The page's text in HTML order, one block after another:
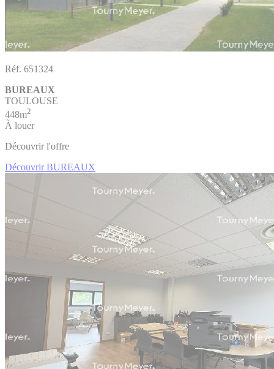
Réf. 651324
BUREAUX
TOULOUSE
448m2
À louer
Découvrir l'offre
Découvrir BUREAUX